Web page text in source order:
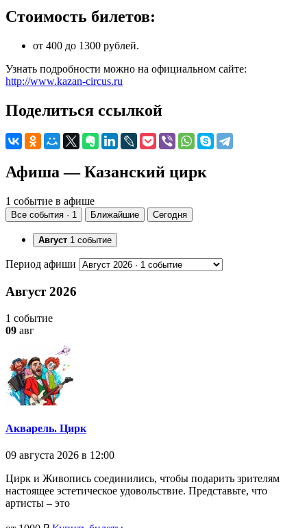
Стоимость билетов:
от 400 до 1300 рублей.
Узнать подробности можно на официальном сайте:
http://www.kazan-circus.ru
Поделиться ссылкой
Афиша — Казанский цирк
1 событие в афише
Все события · 1 Ближайшие Сегодня
Август 1 событие
Период афиши
Август 2026
1 событие
09 авг
Акварель. Цирк
09 августа 2026 в 12:00
Цирк и Живопись соединились, чтобы подарить зрителям
настоящее эстетическое удовольствие. Представьте, что
артисты – это